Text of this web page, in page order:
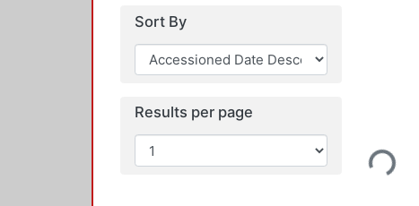
Sort By
Results per page
Loading...